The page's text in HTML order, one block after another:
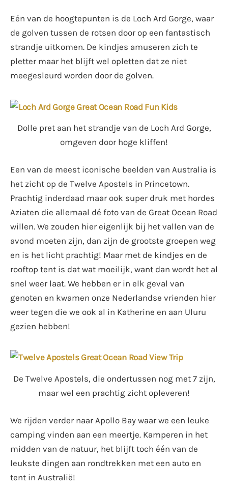
Eén van de hoogtepunten is de Loch Ard Gorge, waar
de golven tussen de rotsen door op een fantastisch
strandje uitkomen. De kindjes amuseren zich te
pletter maar het blijft wel opletten dat ze niet
meegesleurd worden door de golven.
Dolle pret aan het strandje van de Loch Ard Gorge,
omgeven door hoge kliffen!
Een van de meest iconische beelden van Australia is
het zicht op de Twelve Apostels in Princetown.
Prachtig inderdaad maar ook super druk met hordes
Aziaten die allemaal dé foto van de Great Ocean Road
willen. We zouden hier eigenlijk bij het vallen van de
avond moeten zijn, dan zijn de grootste groepen weg
en is het licht prachtig! Maar met de kindjes en de
rooftop tent is dat wat moeilijk, want dan wordt het al
snel weer laat. We hebben er in elk geval van
genoten en kwamen onze Nederlandse vrienden hier
weer tegen die we ook al in Katherine en aan Uluru
gezien hebben!
De Twelve Apostels, die ondertussen nog met 7 zijn,
maar wel een prachtig zicht opleveren!
We rijden verder naar Apollo Bay waar we een leuke
camping vinden aan een meertje. Kamperen in het
midden van de natuur, het blijft toch één van de
leukste dingen aan rondtrekken met een auto en
tent in Australië!